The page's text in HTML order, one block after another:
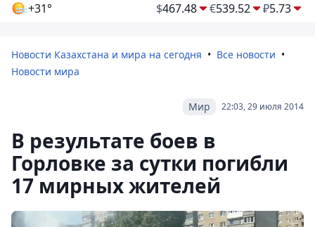
+31° $467.48 €539.52 ₽5.73
Новости Казахстана и мира на сегодня
Все новости
Новости мира
22:03, 29 июля 2014
Мир
В результате боев в
Горловке за сутки погибли
17 мирных жителей